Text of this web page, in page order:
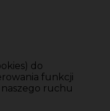
do
funkcji
naszego ruchu